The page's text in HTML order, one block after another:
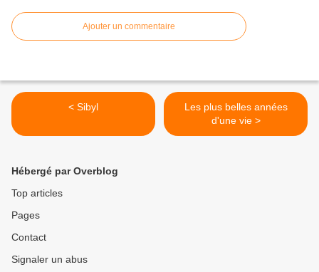
Ajouter un commentaire
< Sibyl
Les plus belles années
d'une vie >
Hébergé par Overblog
Top articles
Pages
Contact
Signaler un abus